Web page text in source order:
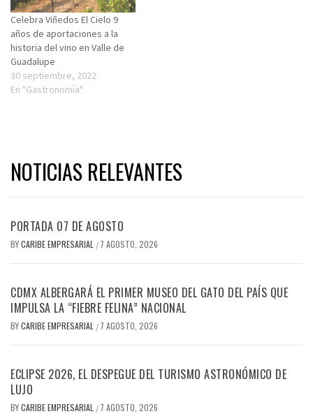
Celebra Viñedos El Cielo 9
años de aportaciones a la
historia del vino en Valle de
Guadalupe
30 septiembre, 2022
En "Gastronomía"
NOTICIAS RELEVANTES
PORTADA 07 DE AGOSTO
BYCARIBE EMPRESARIAL / 7 AGOSTO, 2026
CDMX ALBERGARÁ EL PRIMER MUSEO DEL GATO DEL PAÍS QUE
IMPULSA LA “FIEBRE FELINA” NACIONAL
BYCARIBE EMPRESARIAL / 7 AGOSTO, 2026
ECLIPSE 2026, EL DESPEGUE DEL TURISMO ASTRONÓMICO DE
LUJO
BYCARIBE EMPRESARIAL / 7 AGOSTO, 2026